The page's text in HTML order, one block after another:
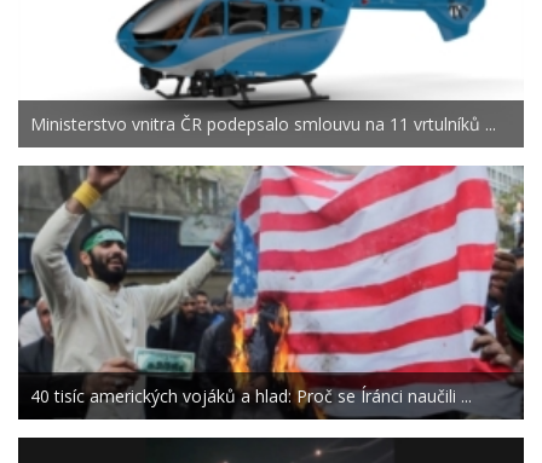
Ministerstvo vnitra ČR podepsalo smlouvu na 11 vrtulníků ...
40 tisíc amerických vojáků a hlad: Proč se Íránci naučili ...